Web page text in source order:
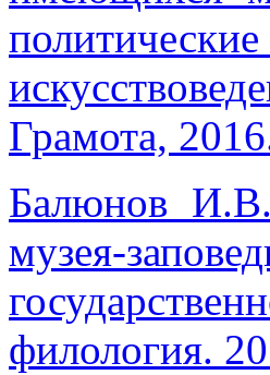
Грамота,
Балюнов
музея-
филология.